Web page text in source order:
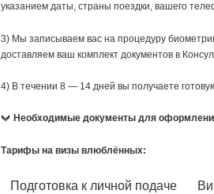
указанием даты, страны поездки, вашего
3) Мы записываем вас на процедуру
доставляем ваш комплект документов в
4) В течении 8 — 14 дней вы получаете
Необходимые документы для
Тарифы на визы влюблённых:
Подготовка к личной подаче